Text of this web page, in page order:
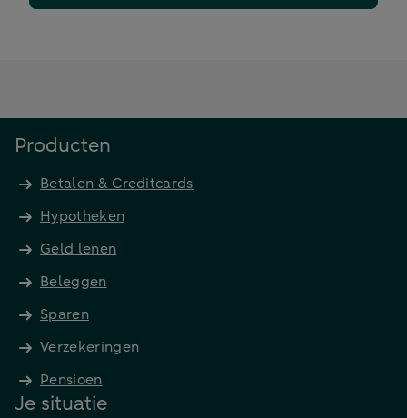
Producten
Betalen & Creditcards
Hypotheken
Geld lenen
Beleggen
Sparen
Verzekeringen
Pensioen
Je situatie